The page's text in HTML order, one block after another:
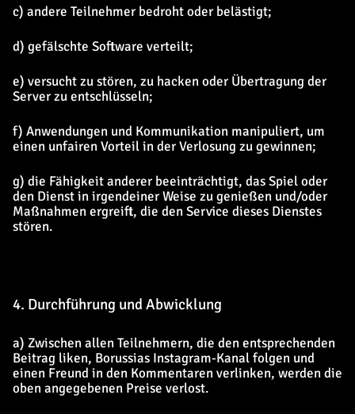
c) andere Teilnehmer bedroht oder belästigt;
d) gefälschte Software verteilt;
e) versucht zu stören, zu hacken oder Übertragung der
Server zu entschlüsseln;
f) Anwendungen und Kommunikation manipuliert, um
einen unfairen Vorteil in der Verlosung zu gewinnen;
g) die Fähigkeit anderer beeinträchtigt, das Spiel oder
den Dienst in irgendeiner Weise zu genießen und/oder
Maßnahmen ergreift, die den Service dieses Dienstes
stören.
4. Durchführung und Abwicklung
a) Zwischen allen Teilnehmern, die den entsprechenden
Beitrag liken, Borussias Instagram-Kanal folgen und
einen Freund in den Kommentaren verlinken, werden die
oben angegebenen Preise verlost.